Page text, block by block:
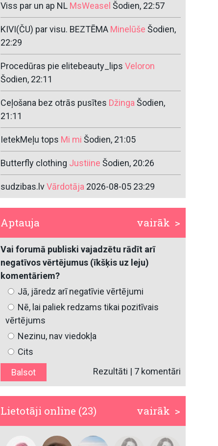
Viss par un ap NL MsWeasel Šodien, 22:57
KIVI(ČU) par visu. BEZTĒMA Minelūše Šodien,
22:29
Procedūras pie elitebeauty_lips Veloron
Šodien, 22:11
Ceļošana bez otrās pusītes DžingaŠodien,
21:11
IetekMeļu tops Mi mi Šodien, 21:05
Butterfly clothing Justiine Šodien, 20:26
sudzibas.lvVārdotāja 2026-08-05 23:29
vairāk >
Aptauja
Vai forumā publiski vajadzētu rādīt arī
negatīvos vērtējumus (īkšķis uz leju)
komentāriem?
Jā, jāredz arī negatīvie vērtējumi
Nē, lai paliek redzams tikai pozitīvais
vērtējums
Nezinu, nav viedokļa
Cits
Rezultāti | 7 komentāri
vairāk >
Lietotāji online (23)